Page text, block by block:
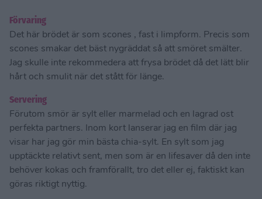
Förvaring
Det här brödet är som scones , fast i limpform. Precis som
scones smakar det bäst nygräddat så att smöret smälter.
Jag skulle inte rekommedera att frysa brödet då det lätt blir
hårt och smulit när det stått för länge.
Servering
Förutom smör är sylt eller marmelad och en lagrad ost
perfekta partners. Inom kort lanserar jag en film där jag
visar har jag gör min bästa chia-sylt. En sylt som jag
upptäckte relativt sent, men som är en lifesaver då den inte
behöver kokas och framförallt, tro det eller ej, faktiskt kan
göras riktigt nyttig.